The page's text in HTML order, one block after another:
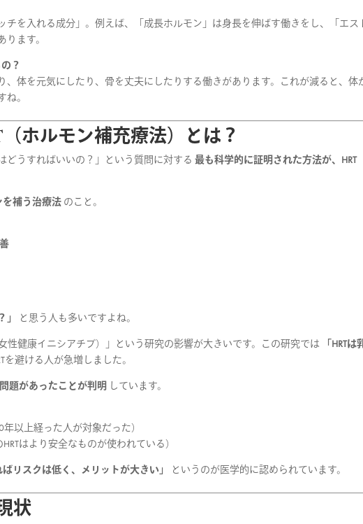
チを入れる成分」。例えば、「成長ホルモン」は身長を伸ばす働きをし、「エス
ます。
？
、体を元気にしたり、骨を丈夫にしたりする働きがあります。これが減ると、体
。
ホルモン補充療法）とは？
どうすればいいの？」という質問に対する最も科学的に証明された方法が、HRT
補う治療法 のこと。
と思う人も多いですよね。
性健康イニシアチブ）」という研究の影響が大きいです。この研究では
「HRTは
を避ける人が急増しました。
題があったことが判明 しています。
年以上経った人が対象だった）
HRTはより安全なものが使われている）
リスクは低く、メリットが大きい」 というのが医学的に認められています。
状